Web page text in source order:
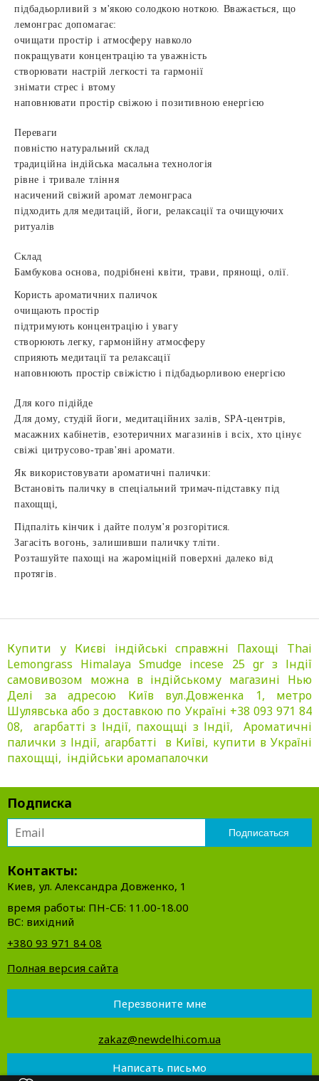
підбадьорливий з м'якою солодкою ноткою. Вважається, що
лемонграс допомагає:
очищати простір і атмосферу навколо
покращувати концентрацію та уважність
створювати настрій легкості та гармонії
знімати стрес і втому
наповнювати простір свіжою і позитивною енергією
Переваги
повністю натуральний склад
традиційна індійська масальна технологія
рівне і тривале тління
насичений свіжий аромат лемонграса
підходить для медитацій, йоги, релаксації та очищуючих
ритуалів
Склад
Бамбукова основа, подрібнені квіти, трави, прянощі, олії.
Користь ароматичних паличок
очищають простір
підтримують концентрацію і увагу
створюють легку, гармонійну атмосферу
сприяють медитації та релаксації
наповнюють простір свіжістю і підбадьорливою енергією
Для кого підійде
Для дому, студій йоги, медитаційних залів, SPA-центрів,
масажних кабінетів, езотеричних магазинів і всіх, хто цінує
свіжі цитрусово-трав'яні аромати.
Як використовувати ароматичні палички:
Встановіть паличку в спеціальний тримач-підставку під
пахощщі,
Підпаліть кінчик і дайте полум'я розгорітися.
Загасіть вогонь, залишивши паличку тліти.
Розташуйте пахощі на жароміцній поверхні далеко від
протягів.
Купити у Києві індійські справжні Пахощі Thai
Lemongrass Himalaya Smudge incese 25 gr з Індії
самовивозом можна в індійському магазині Нью
Делі за адресою Київ вул.Довженка 1, метро
Шулявська або з доставкою по Україні +38 093 971 84
08, агарбатті з Індії, пахощщі з Індії, Ароматичні
палички з Індії, агарбатті в Київі, купити в Україні
пахощщі, індійськи аромапалочки
Подписка
Контакты:
Киев, ул. Александра Довженко, 1
время работы: ПН-СБ: 11.00-18.00
ВС: вихідний
+380 93 971 84 08
Полная версия сайта
Перезвоните мне
zakaz@newdelhi.com.ua
Написать письмо